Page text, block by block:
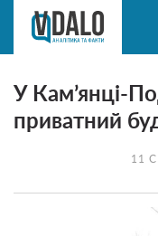
11
У Кам’янці-
приватний